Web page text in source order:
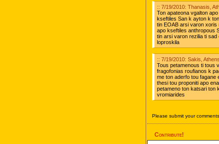
:: 7/19/2010: Thanasis,
Ton apateona vgalton
kseftiles San k ayton k
tin EOAB arsi varon
apo kseftiles anthropous
tin arsi varon rezilia ti
loproskila
:: 7/19/2010: Sakis,
Tous petamenous ti tous
fragofonias roufianos k
me ton aderfo tou fagane
thesi tou proponiti apo
petameno ton katsari ton
vromiarides
Please submit your
Contribute!